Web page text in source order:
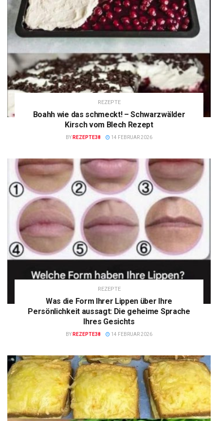
REZEPTE
Boahh wie das schmeckt! – Schwarzwälder
Kirsch vom Blech Rezept
BY REZEPTE38 14 FEBRUAR 2026
REZEPTE
Was die Form Ihrer Lippen über Ihre
Persönlichkeit aussagt: Die geheime Sprache
Ihres Gesichts
BY REZEPTE38 14 FEBRUAR 2026